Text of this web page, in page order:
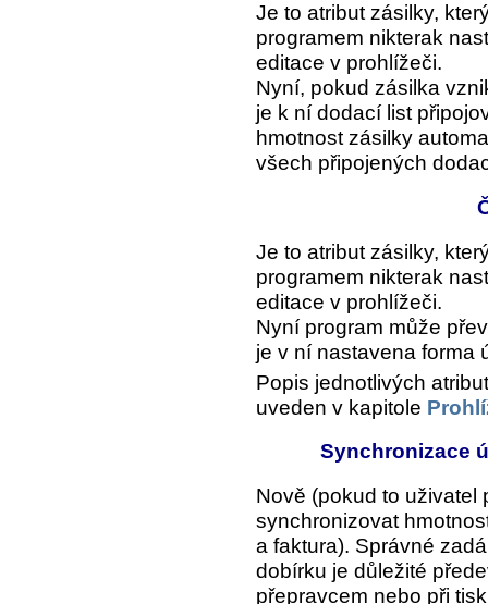
Je to atribut zásilky,
programem nikterak
editace v prohlížeči.
Nyní, pokud zásilka
je k ní dodací list
hmotnost zásilky
všech připojených
Je to atribut zásilky,
programem nikterak
editace v prohlížeči.
Nyní program může
je v ní nastavena forma
Popis jednotlivých
uveden v kapitole
Synchronizace
Nově (pokud to uživatel
synchronizovat
a faktura). Správné
dobírku je důležité
přepravcem nebo při